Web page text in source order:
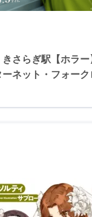
きさらぎ駅【ホラ
ネット・フォーク